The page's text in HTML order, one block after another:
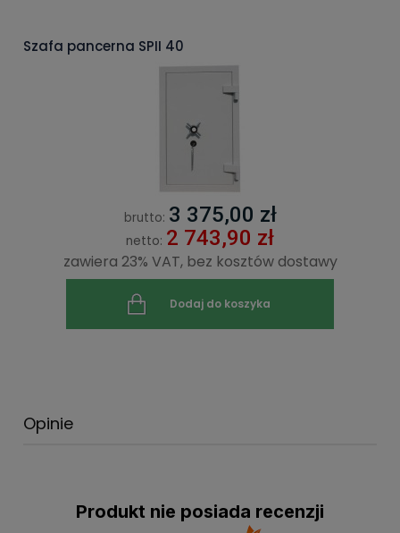
Szafa pancerna SPII 40
brutto: 3 375,00 zł
netto: 2 743,90 zł
zawiera 23% VAT, bez kosztów dostawy
Dodaj do koszyka
Opinie
Produkt nie posiada recenzji